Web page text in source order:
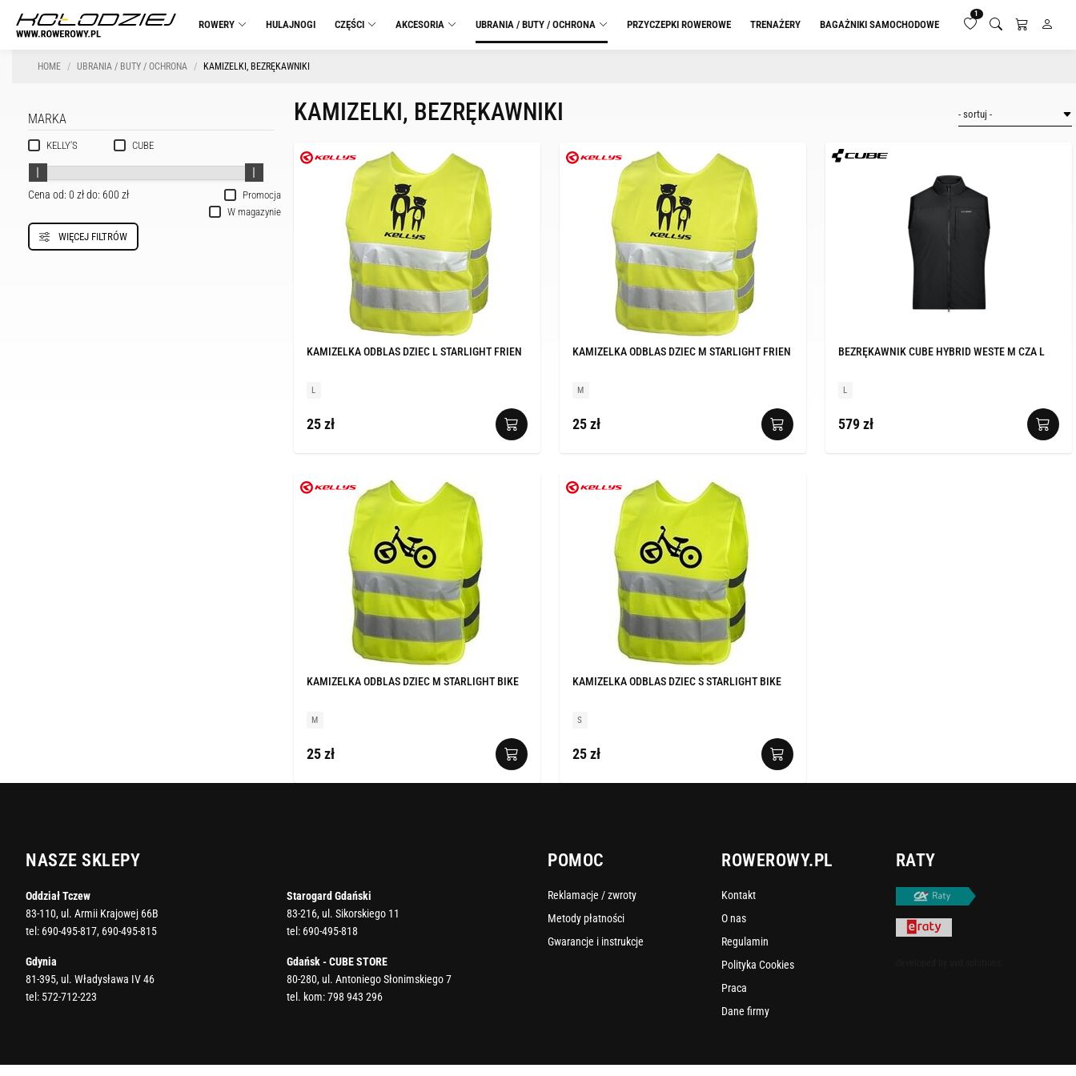
ROWERY HULAJNOGI CZĘŚCI AKCESORIA UBRANIA / BUTY / OCHRONA PRZYCZEPKI ROWEROWE TRENAŻERY BAGAŻNIKI SAMOCHODOWE
1
HOME UBRANIA / BUTY / OCHRONA KAMIZELKI, BEZRĘKAWNIKI
MARKA
KELLY'S CUBE
Promocja
Cena od: 0 złdo: 600 zł
W magazynie
WIĘCEJ FILTRÓW
KAMIZELKI, BEZRĘKAWNIKI
KAMIZELKA ODBLAS DZIEC L STARLIGHT FRIEN
L
25 zł
KAMIZELKA ODBLAS DZIEC M STARLIGHT FRIEN
M
25 zł
BEZRĘKAWNIK CUBE HYBRID WESTE M CZA L
L
579 zł
KAMIZELKA ODBLAS DZIEC M STARLIGHT BIKE
M
25 zł
KAMIZELKA ODBLAS DZIEC S STARLIGHT BIKE
S
25 zł
NASZE SKLEPY
Oddział Tczew
83-110, ul. Armii Krajowej 66B
tel: 690-495-817, 690-495-815
Gdynia
81-395, ul. Władysława IV 46
tel: 572-712-223
Starogard Gdański
83-216, ul. Sikorskiego 11
tel: 690-495-818
Gdańsk - CUBE STORE
80-280, ul. Antoniego Słonimskiego 7
tel. kom:798 943 296
POMOC
Reklamacje / zwroty
Metody płatności
Gwarancje i instrukcje
ROWEROWY.PL
Kontakt
O nas
Regulamin
Polityka Cookies
Praca
Dane firmy
RATY